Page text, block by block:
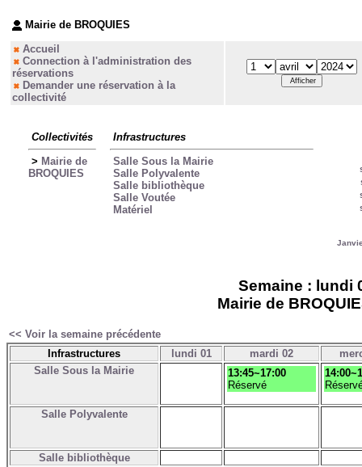
Mairie de BROQUIES
Accueil
Connection à l'administration des
réservations
Demander une réservation à la
collectivité
Collectivités
> Mairie de
BROQUIES
Infrastructures
Salle Sous la Mairie
Salle Polyvalente
Salle bibliothèque
Salle Voutée
Matériel
Semaine : lundi
Mairie de
<< Voir la semaine précédente
Infrastructures
lundi 01 mardi 02
Salle Sous la Mairie
13:45~17:00
Réservé
Salle Polyvalente
Salle bibliothèque